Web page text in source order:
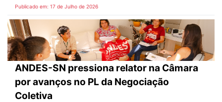
Publicado em: 17 de Julho de 2026
ANDES-SN pressiona relator na Câmara
por avanços no PL da Negociação
Coletiva